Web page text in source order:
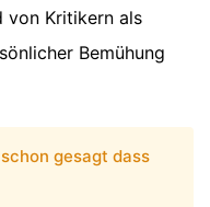
von Kritikern als
Bemühung
gesagt dass